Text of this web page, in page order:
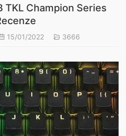
TKL Champion Series
15/01/2022 3666